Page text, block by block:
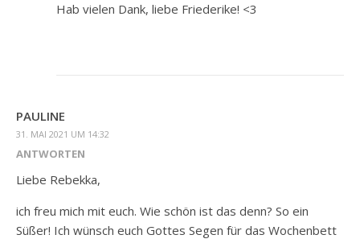
Hab vielen Dank, liebe Friederike! <3
PAULINE
31. MAI 2021 UM 14:32
ANTWORTEN
Liebe Rebekka,
ich freu mich mit euch. Wie schön ist das denn? So ein
Süßer! Ich wünsch euch Gottes Segen für das Wochenbett